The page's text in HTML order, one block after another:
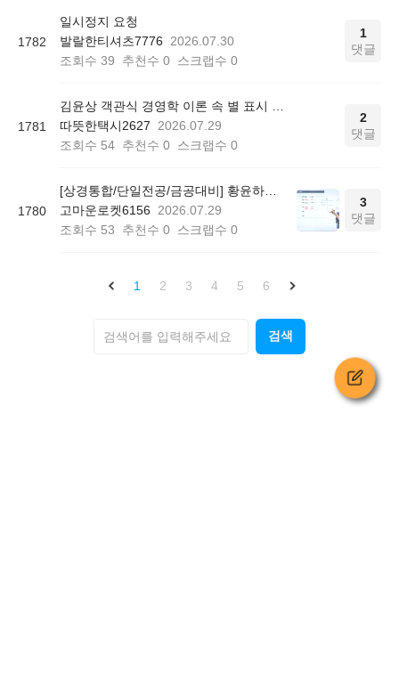
1782
일시정지 요청
발랄한티셔츠7776
2026.07.30
조회수 39 추천수 0 스크랩수 0
1
댓글
1781
따뜻한택시2627
2026.07.29
조회수 54 추천수 0 스크랩수 0
2
댓글
1780
고마운로켓6156
2026.07.29
조회수 53 추천수 0 스크랩수 0
3
댓글
1 2 3 4 5 6
검색